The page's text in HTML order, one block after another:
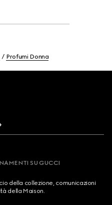
Profumi Donna
SU GUCCI
della collezione, comunicazioni
della Maison.